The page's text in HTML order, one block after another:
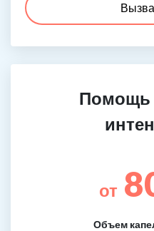
Помощь
от
Объем